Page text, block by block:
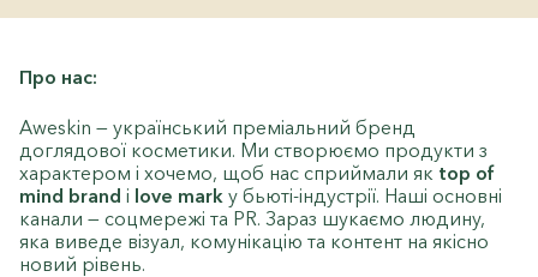
Про нас:
Aweskin — український преміальний бренд
доглядової косметики. Ми створюємо продукти з
характером і хочемо, щоб нас сприймали як top of
mind brand і love mark у бьюті-індустрії. Наші основні
канали — соцмережі та PR. Зараз шукаємо людину,
яка виведе візуал, комунікацію та контент на якісно
новий рівень.